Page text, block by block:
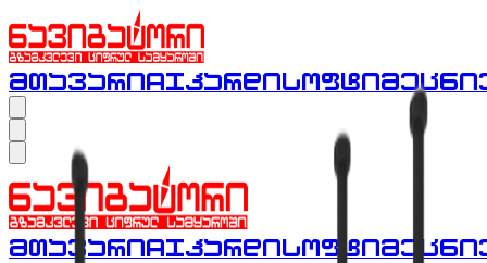
მთავარიAIჰარდისოფტი
მთავარიAIჰარდისოფტი